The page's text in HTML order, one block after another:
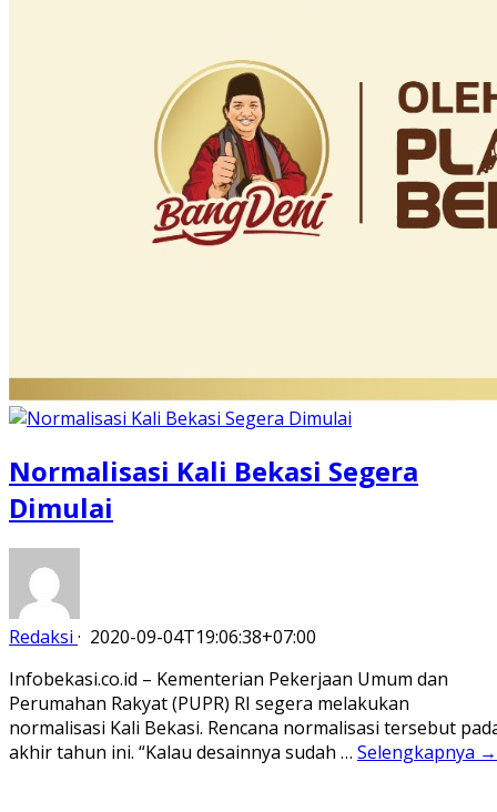
Normalisasi Kali Bekasi Segera
Dimulai
Redaksi · 2020-09-04T19:06:38+07:00
Infobekasi.co.id – Kementerian Pekerjaan Umum dan
Perumahan Rakyat (PUPR) RI segera melakukan
normalisasi Kali Bekasi. Rencana normalisasi tersebut
akhir tahun ini. “Kalau desainnya sudah … Selengkapnya →